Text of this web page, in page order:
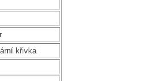
křivka